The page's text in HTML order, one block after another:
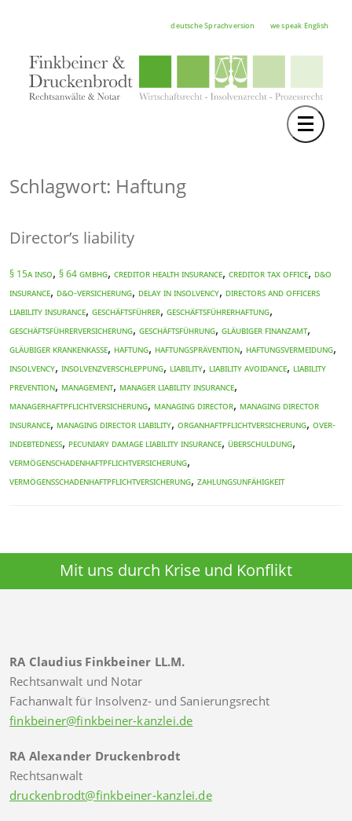
deutsche Sprachversion we speak English
Toggle
RECHTSGEBIETE
FORTBILDUNGEN
HOCHSCHULE
KARRIERE
SERVICE
Schlagwort: Haftung
Director’s liability
§ 15a InsO, § 64 GmbHG, CREDITOR HEALTH INSURANCE, CREDITOR TAX OFFICE, D&O
INSURANCE, D&O-Versicherung, DELAY IN INSOLVENCY, DIRECTORS AND OFFICERS
LIABILITY INSURANCE, Geschäftsführer, Geschäftsführerhaftung,
Geschäftsführerversicherung, Geschäftsführung, Gläubiger Finanzamt,
Gläubiger Krankenkasse, Haftung, Haftungsprävention, Haftungsvermeidung,
INSOLVENCY, Insolvenzverschleppung, LIABILITY, LIABILITY AVOIDANCE, LIABILITY
PREVENTION, MANAGEMENT, MANAGER LIABILITY INSURANCE,
Managerhaftpflichtversicherung, MANAGING DIRECTOR, MANAGING DIRECTOR
INSURANCE, MANAGING DIRECTOR LIABILITY, Organhaftpflichtversicherung, over-
indebtedness, PECUNIARY DAMAGE LIABILITY INSURANCE, Überschuldung,
Vermögenschadenhaftpflichtversicherung,
Vermögensschadenhaftpflichtversicherung, Zahlungsunfähigkeit
Mit uns durch Krise und Konflikt
RA Claudius Finkbeiner LL.M.
Rechtsanwalt und Notar
Fachanwalt für Insolvenz- und Sanierungsrecht
finkbeiner@finkbeiner-kanzlei.de
RA Alexander Druckenbrodt
Rechtsanwalt
druckenbrodt@finkbeiner-kanzlei.de